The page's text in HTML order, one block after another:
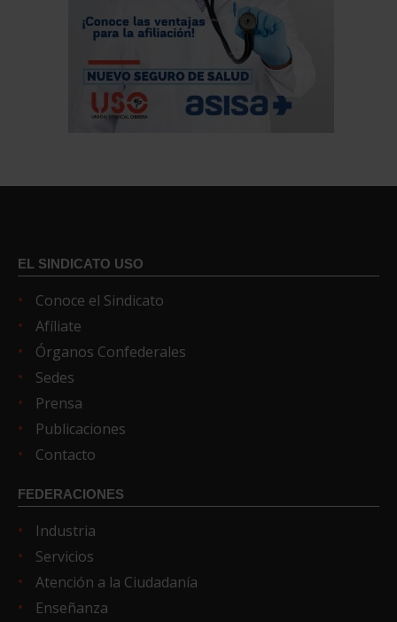
EL SINDICATO USO
Conoce el Sindicato
Afíliate
Órganos Confederales
Sedes
Prensa
Publicaciones
Contacto
FEDERACIONES
Industria
Servicios
Atención a la Ciudadanía
Enseñanza